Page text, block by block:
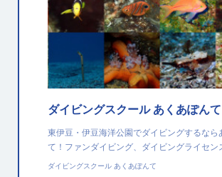
ダイビングスクール あくあぽんて
東伊豆・伊豆海洋公園でダイビングするなら
て！ファンダイビング、ダイビングライセ
ダイビングスクール あくあぽんて